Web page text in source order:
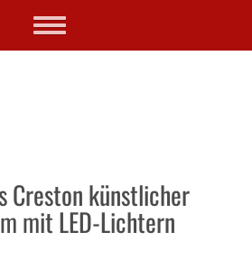
Toggle
Creston künstlicher
mit LED-Lichtern